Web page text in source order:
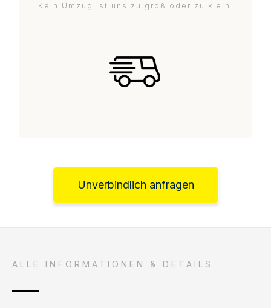
Kein Umzug ist uns zu groß oder zu klein.
Unverbindlich anfragen
ALLE INFORMATIONEN & DETAILS